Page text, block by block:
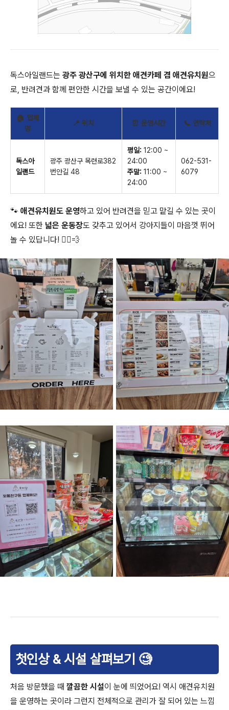
독스아일랜드는 광주 광산구에 위치한 애견카페 겸 애견유치원으
로, 반려견과 함께 편안한 시간을 보낼 수 있는 공간이에요!
🏠 업체
명
📍 위치 ⏰ 운영시간 📞 연락처
독스아
일랜드
광주 광산구 목련로382
번안길 48
평일: 12:00 ~
24:00
주말: 11:00 ~
24:00
062-531-
6079
🐾 애견유치원도 운영하고 있어 반려견을 믿고 맡길 수 있는 곳이
에요! 또한 넓은 운동장도 갖추고 있어서 강아지들이 마음껏 뛰어
놀 수 있답니다! 🏃‍♂️💨
첫인상 & 시설 살펴보기 🧐
처음 방문했을 때 깔끔한 시설이 눈에 띄었어요! 역시 애견유치원
을 운영하는 곳이라 그런지 전체적으로 관리가 잘 되어 있는 느낌